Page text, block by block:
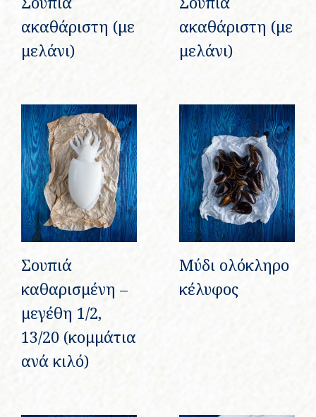
ακαθάριστη (με
μελάνι)
ακαθάριστη (με
μελάνι)
Σουπιά
καθαρισμένη –
μεγέθη 1/2,
13/20 (κομμάτια
ανά κιλό)
Μύδι ολόκληρο
κέλυφος